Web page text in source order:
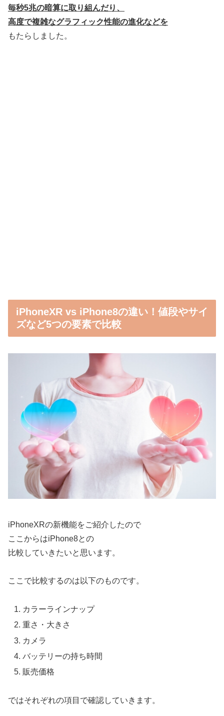
毎秒5兆の暗算に取り組んだり、
高度で複雑なグラフィック性能の進化などを
もたらしました。
iPhoneXR vs iPhone8の違い！値段やサイ
ズなど5つの要素で比較
iPhoneXRの新機能をご紹介したので
ここからはiPhone8との
比較していきたいと思います。
ここで比較するのは以下のものです。
カラーラインナップ
重さ・大きさ
カメラ
バッテリーの持ち時間
販売価格
ではそれぞれの項目で確認していきます。